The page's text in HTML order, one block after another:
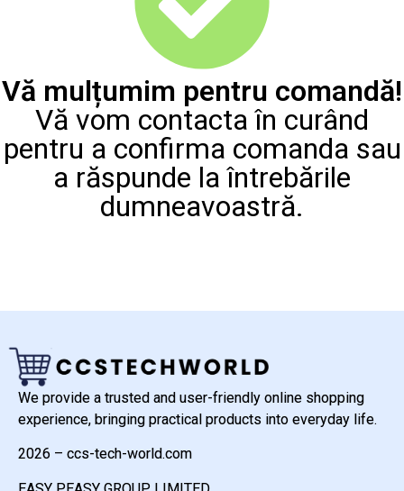
Vă mulțumim pentru comandă!
Vă vom contacta în curând
pentru a confirma comanda sau
a răspunde la întrebările
dumneavoastră.
We provide a trusted and user-friendly online shopping
experience, bringing practical products into everyday life.
2026 – ccs-tech-world.com